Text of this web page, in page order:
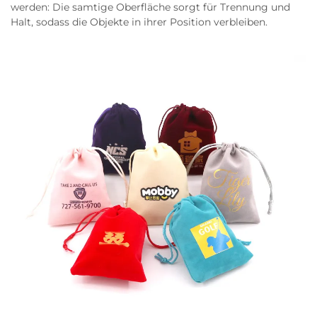
werden: Die samtige Oberfläche sorgt für Trennung und
Halt, sodass die Objekte in ihrer Position verbleiben.